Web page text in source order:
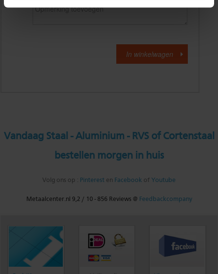
Vandaag Staal - Aluminium - RVS of Cortenstaal
bestellen morgen in huis
Volg ons op : Pinterest en Facebook of Youtube
Metaalcenter.nl 9,2 / 10 -856 Reviews @ Feedbackcompany